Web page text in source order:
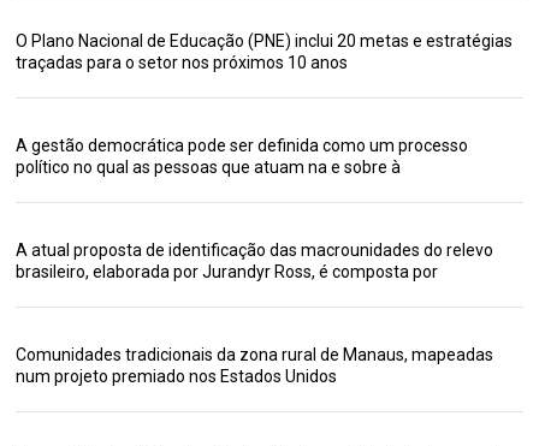
O Plano Nacional de Educação (PNE) inclui 20 metas e estratégias
traçadas para o setor nos próximos 10 anos
A gestão democrática pode ser definida como um processo
político no qual as pessoas que atuam na e sobre à
A atual proposta de identificação das macrounidades do relevo
brasileiro, elaborada por Jurandyr Ross, é composta por
Comunidades tradicionais da zona rural de Manaus, mapeadas
num projeto premiado nos Estados Unidos